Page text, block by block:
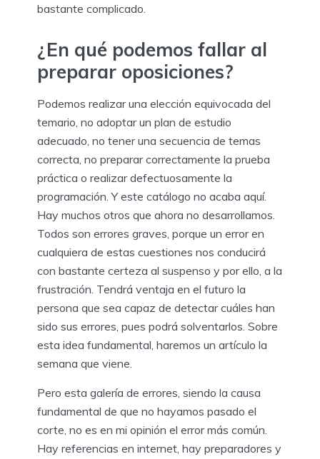
bastante complicado.
¿En qué podemos fallar al
preparar oposiciones?
Podemos realizar una elección equivocada del
temario, no adoptar un plan de estudio
adecuado, no tener una secuencia de temas
correcta, no preparar correctamente la prueba
práctica o realizar defectuosamente la
programación. Y este catálogo no acaba aquí.
Hay muchos otros que ahora no desarrollamos.
Todos son errores graves, porque un error en
cualquiera de estas cuestiones nos conducirá
con bastante certeza al suspenso y por ello, a la
frustración. Tendrá ventaja en el futuro la
persona que sea capaz de detectar cuáles han
sido sus errores, pues podrá solventarlos. Sobre
esta idea fundamental, haremos un artículo la
semana que viene.
Pero esta galería de errores, siendo la causa
fundamental de que no hayamos pasado el
corte, no es en mi opinión el error más común.
Hay referencias en internet, hay preparadores y